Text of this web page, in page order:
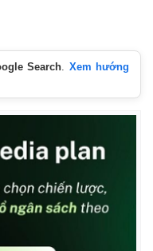
khí
tích
Search. Xem hướng